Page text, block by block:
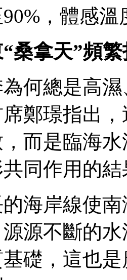
，體感溫
桑拿天”頻
何總是高
鄭璟指出
，而是臨海
同作用的結
海岸線使
源不斷的
礎，這也